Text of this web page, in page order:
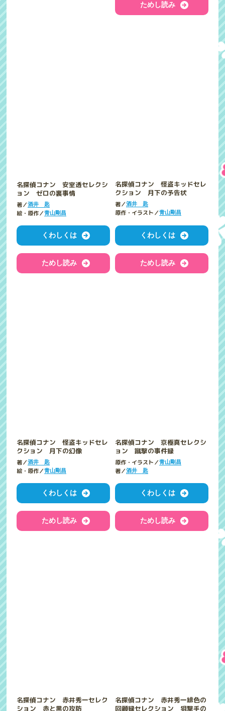
ためし読み
名探偵コナン 安室透セレクシ
ョン ゼロの裏事情
著／酒井 匙
絵・原作／青山剛昌
くわしくは
ためし読み
名探偵コナン 怪盗キッドセレ
クション 月下の予告状
著／酒井 匙
原作・イラスト／青山剛昌
くわしくは
ためし読み
名探偵コナン 怪盗キッドセレ
クション 月下の幻像
著／酒井 匙
絵・原作／青山剛昌
くわしくは
ためし読み
名探偵コナン 京極真セレクシ
ョン 蹴撃の事件録
原作・イラスト／青山剛昌
著／酒井 匙
くわしくは
ためし読み
名探偵コナン 赤井秀一セレク
名探偵コナン 赤井秀一緋色の